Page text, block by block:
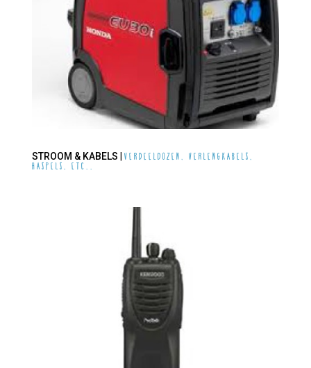
STROOM & KABELS
Verdeeldozen, verlengkabels,
haspels, etc..